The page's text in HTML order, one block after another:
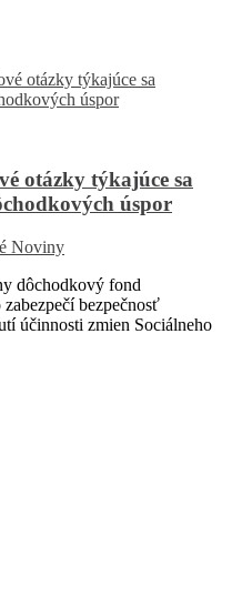
otázky týkajúce sa
úspor
Noviny
dôchodkový fond
bezpečnosť
účinnosti zmien Sociálneho